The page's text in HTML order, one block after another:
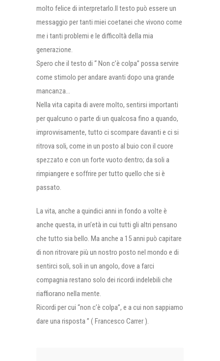
molto felice di interpretarlo.Il testo può essere un
messaggio per tanti miei coetanei che vivono come
me i tanti problemi e le difficoltà della mia
generazione.
Spero che il testo di “ Non c’è colpa” possa servire
come stimolo per andare avanti dopo una grande
mancanza…
Nella vita capita di avere molto, sentirsi importanti
per qualcuno o parte di un qualcosa fino a quando,
improvvisamente, tutto ci scompare davanti e ci si
ritrova soli, come in un posto al buio con il cuore
spezzato e con un forte vuoto dentro; da soli a
rimpiangere e soffrire per tutto quello che si è
passato.
La vita, anche a quindici anni in fondo a volte è
anche questa, in un’età in cui tutti gli altri pensano
che tutto sia bello. Ma anche a 15 anni può capitare
di non ritrovare più un nostro posto nel mondo e di
sentirci soli, soli in un angolo, dove a farci
compagnia restano solo dei ricordi indelebili che
riaffiorano nella mente.
Ricordi per cui “non c’è colpa”, e a cui non sappiamo
dare una risposta ” ( Francesco Carrer ).